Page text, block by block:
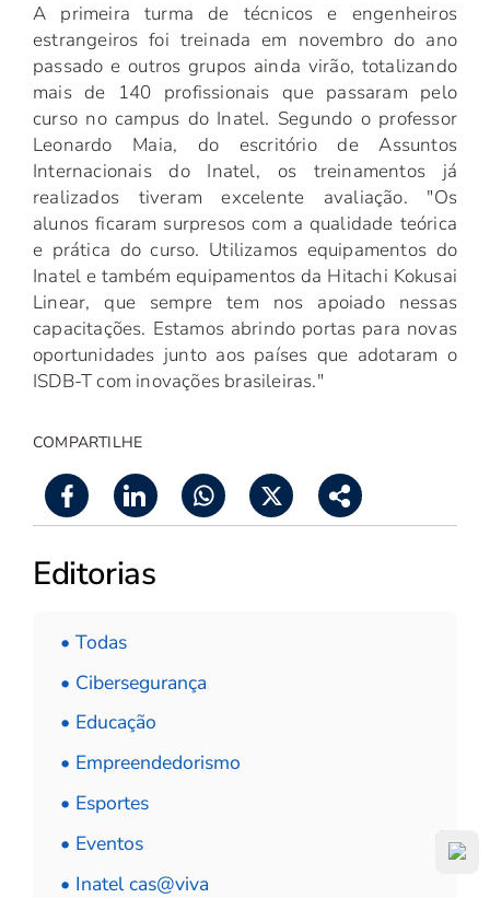
A primeira turma de técnicos e engenheiros
estrangeiros foi treinada em novembro do ano
passado e outros grupos ainda virão, totalizando
mais de 140 profissionais que passaram pelo
curso no campus do Inatel. Segundo o professor
Leonardo Maia, do escritório de Assuntos
Internacionais do Inatel, os treinamentos já
realizados tiveram excelente avaliação. "Os
alunos ficaram surpresos com a qualidade teórica
e prática do curso. Utilizamos equipamentos do
Inatel e também equipamentos da Hitachi Kokusai
Linear, que sempre tem nos apoiado nessas
capacitações. Estamos abrindo portas para novas
oportunidades junto aos países que adotaram o
ISDB-T com inovações brasileiras."
COMPARTILHE
Editorias
• Todas
• Cibersegurança
• Educação
• Empreendedorismo
• Esportes
• Eventos
• Inatel cas@viva